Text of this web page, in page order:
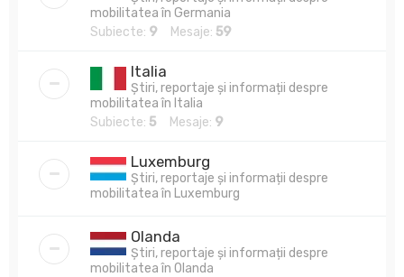
mobilitatea în Germania
Subiecte: 9 Mesaje: 59
Italia
Știri, reportaje și informații despre
mobilitatea în Italia
Subiecte: 5 Mesaje: 9
Luxemburg
Știri, reportaje și informații despre
mobilitatea în Luxemburg
Olanda
Știri, reportaje și informații despre
mobilitatea în Olanda